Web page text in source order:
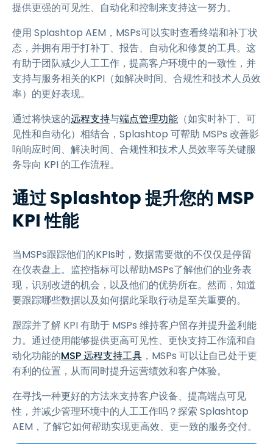
提供更强的可见性、自动化和控制来支持这一努力。
使用 Splashtop AEM，MSPs可以实时查看终端和补丁状
态，并拥有用于打补丁、报告、自动化和修复的工具。这
有助于团队减少人工工作，提高客户环境中的一致性，并
支持与服务相关的KPI（如解决时间、合规性和技术人员效
率）的更好表现。
通过将快速的远程支持与端点管理功能 （如实时补丁、可
见性和自动化）相结合，Splashtop 可帮助 MSPs 改善影
响响应时间、解决时间、合规性和技术人员效率等关键服
务导向 KPI 的工作流程。
通过 Splashtop 提升您的 MSP
KPI 性能
当MSPs跟踪他们的KPIs时，数据需要做的不仅仅是停留
在仪表盘上。监控指标可以帮助MSPs了解他们的业务表
现，识别改进的机会，以及他们的优势所在。然而，知道
要跟踪哪些数据以及如何据此采取行动是至关重要的。
跟踪并了解 KPI 有助于 MSPs 维持客户留存并提升盈利能
力。通过使用能够提供更高可见性、更快支持工作流和自
动化功能的MSP 远程支持工具 ，MSPs 可以让自己处于更
有利的位置，从而同时提升运营绩效和客户体验。
在寻找一种更好的方法来支持客户设备、提高端点可见
性，并减少管理环境中的人工工作吗？探索 Splashtop
AEM，了解它如何帮助实现更高效、更一致的服务交付。